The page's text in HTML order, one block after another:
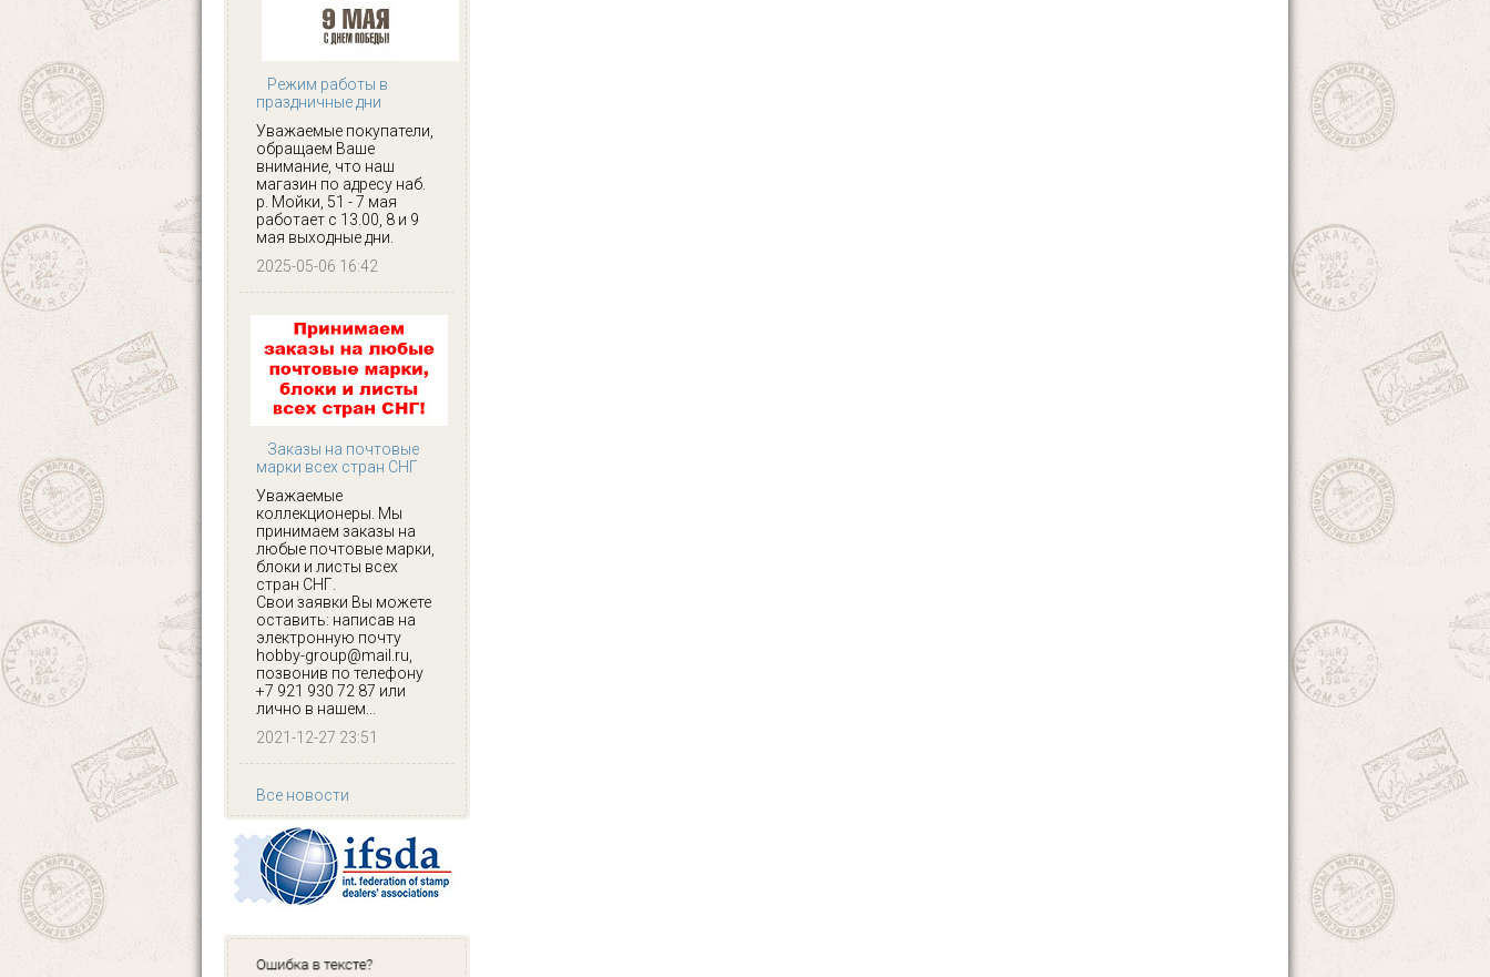
Режим работы в
праздничные дни
Уважаемые покупатели,
обращаем Ваше
внимание, что наш
магазин по адресу наб.
р. Мойки, 51 - 7 мая
работает с 13.00, 8 и 9
мая выходные дни.
2025-05-06 16:42
Заказы на почтовые
марки всех стран СНГ
Уважаемые
коллекционеры. Мы
принимаем заказы на
любые почтовые марки,
блоки и листы всех
стран СНГ.
Свои заявки Вы можете
оставить: написав на
электронную почту
hobby-group@mail.ru,
позвонив по телефону
+7 921 930 72 87 или
лично в нашем...
2021-12-27 23:51
Все новости